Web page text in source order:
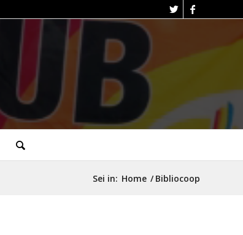
Sei in: Home / Bibliocoop